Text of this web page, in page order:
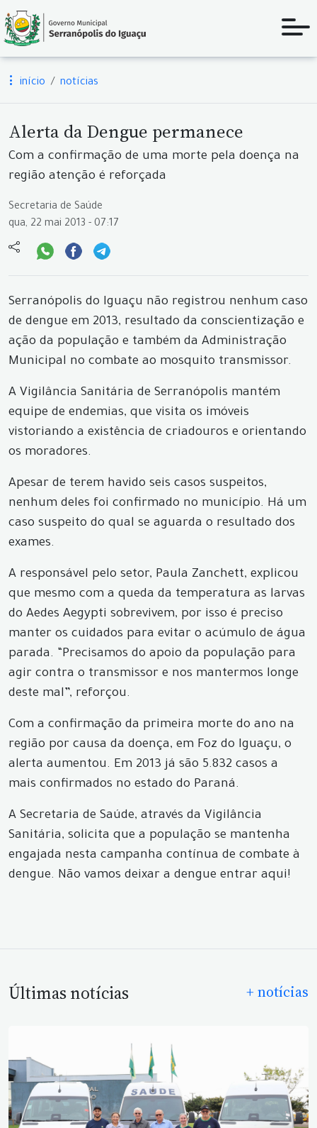
início notícias
Alerta da Dengue permanece
Com a confirmação de uma morte pela doença na
região atenção é reforçada
Secretaria de Saúde
qua, 22 mai 2013 - 07:17
Serranópolis do Iguaçu não registrou nenhum caso
de dengue em 2013, resultado da conscientização e
ação da população e também da Administração
Municipal no combate ao mosquito transmissor.
A Vigilância Sanitária de Serranópolis mantém
equipe de endemias, que visita os imóveis
vistoriando a existência de criadouros e orientando
os moradores.
Apesar de terem havido seis casos suspeitos,
nenhum deles foi confirmado no município. Há um
caso suspeito do qual se aguarda o resultado dos
exames.
A responsável pelo setor, Paula Zanchett, explicou
que mesmo com a queda da temperatura as larvas
do Aedes Aegypti sobrevivem, por isso é preciso
manter os cuidados para evitar o acúmulo de água
parada. “Precisamos do apoio da população para
agir contra o transmissor e nos mantermos longe
deste mal”, reforçou.
Com a confirmação da primeira morte do ano na
região por causa da doença, em Foz do Iguaçu, o
alerta aumentou. Em 2013 já são 5.832 casos a
mais confirmados no estado do Paraná.
A Secretaria de Saúde, através da Vigilância
Sanitária, solicita que a população se mantenha
engajada nesta campanha contínua de combate à
dengue. Não vamos deixar a dengue entrar aqui!
Últimas notícias + notícias